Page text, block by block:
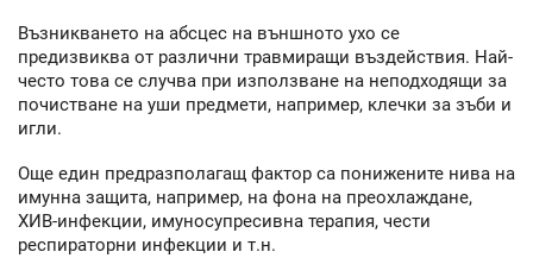
Възникването на абсцес на външното ухо се
предизвиква от различни травмиращи въздействия. Най-
често това се случва при използване на неподходящи за
почистване на уши предмети, например, клечки за зъби и
игли.
Още един предразполагащ фактор са понижените нива на
имунна защита, например, на фона на преохлаждане,
ХИВ-инфекции, имуносупресивна терапия, чести
респираторни инфекции и т.н.